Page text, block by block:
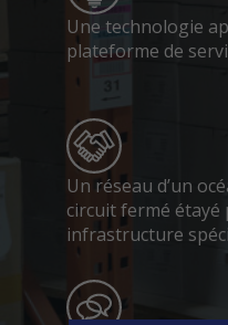
Une technologie
plateforme de
Un réseau d’un
circuit fermé étayé
infrastructure